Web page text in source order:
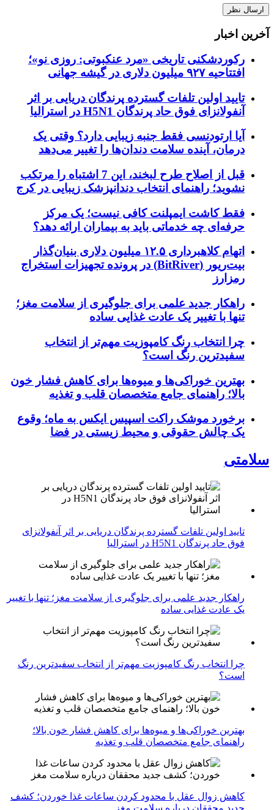
آخرین اخبار
رکوردشکنی تاریخی «مرد عنکبوتی: روزی نو»؛
افتتاحیه ۹۲۷ میلیون دلاری در گیشه جهانی
تایید اولین تلفات گسترده پرندگان دریایی بر اثر
آنفولانزای فوق حاد پرندگان H5N1 در استرالیا
آیا ارتودنسی فقط جنبه زیبایی دارد؟ وقتی یک
درمان، آینده سلامت دندان‌ها را تغییر می‌دهد
قبل از اصلاح طرح لبخند، این 7 اشتباه را مرتکب
نشوید؛ راهنمای انتخاب دندانپزشک زیبایی در کرج
فقط کاشت ایمپلنت کافی نیست؛ یک مرکز
حرفه‌ای چه خدماتی باید به بیماران ارائه دهد؟
اتهام کلاهبرداری ۱۲.۵ میلیون دلاری بنیان‌گذار
بیت‌ریور (BitRiver) در پرونده تجهیزات استخراج
رمزارز
راهکار جدید علمی برای جلوگیری از سلامت مغز؛
تنها با تغییر یک عادت غذایی ساده
چرا انتخاب رنگ کامپوزیت مهم‌تر از انتخاب
سفیدترین رنگ است؟
بهترین خوراکی‌ها و میوه‌ها برای کاهش فشار خون
بالا؛ راهنمای جامع متخصصان قلب و تغذیه
برخورد موشک راکت اسپیس ایکس به ماه؛ وقوع
یک چالش حقوقی و محیط زیستی در فضا
سلامتی
تایید اولین تلفات گسترده پرندگان دریایی بر اثر آنفولانزای
فوق حاد پرندگان H5N1 در استرالیا
راهکار جدید علمی برای جلوگیری از سلامت مغز؛ تنها با تغییر
یک عادت غذایی ساده
چرا انتخاب رنگ کامپوزیت مهم‌تر از انتخاب سفیدترین رنگ
است؟
بهترین خوراکی‌ها و میوه‌ها برای کاهش فشار خون بالا؛
راهنمای جامع متخصصان قلب و تغذیه
کاهش زوال عقل با محدود کردن ساعات غذا خوردن؛ کشف